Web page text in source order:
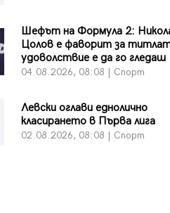
Шефът на Формула 2:
Цолов е фаворит за
удоволствие е да го гледаш
04.08.2026, 08:08 | Спорт
Левски оглави еднолично
класирането в Първа лига
02.08.2026, 08:08 | Спорт